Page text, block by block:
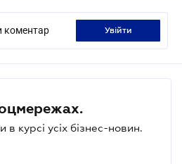
коментар увійти
в курсі усіх бізнес-новин.